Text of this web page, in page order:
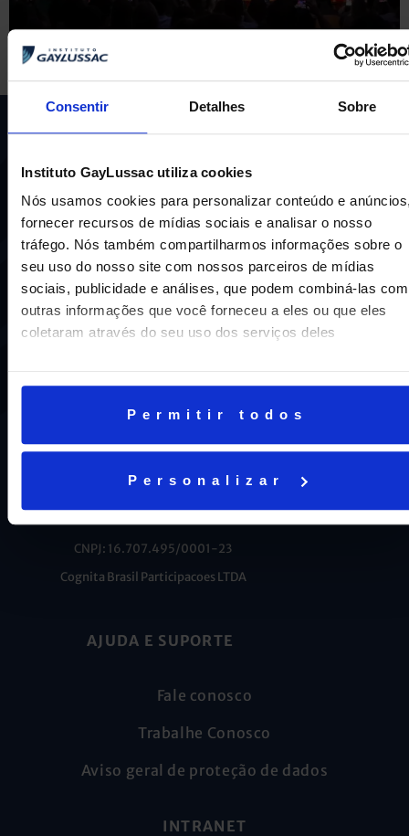
Consentir Detalhes Sobre
Instituto GayLussac utiliza cookies
Nós usamos cookies para personalizar conteúdo e
fornecer recursos de mídias sociais e analisar o nosso
tráfego. Nós também compartilharmos informações sobre o
seu uso do nosso site com nossos parceiros de mídias
sociais, publicidade e análises, que podem combiná-las com
outras informações que você forneceu a eles ou que eles
coletaram através do seu uso dos serviços deles
Permitir todos
Personalizar
Uma escola com mais de 70 anos de tradição e
compromisso de oferecer aos nossos alunos uma
educação inovadora e de vanguarda. A excelência está em
nosso DNA e por isso temos 16 anos como líderes do
ENEM em Niterói, somos a segunda melhor escola do
CNPJ: 16.707.495/0001-23
Cognita Brasil Participacoes LTDA
AJUDA E SUPORTE
Fale conosco
Trabalhe Conosco
Aviso geral de proteção de dados
INTRANET